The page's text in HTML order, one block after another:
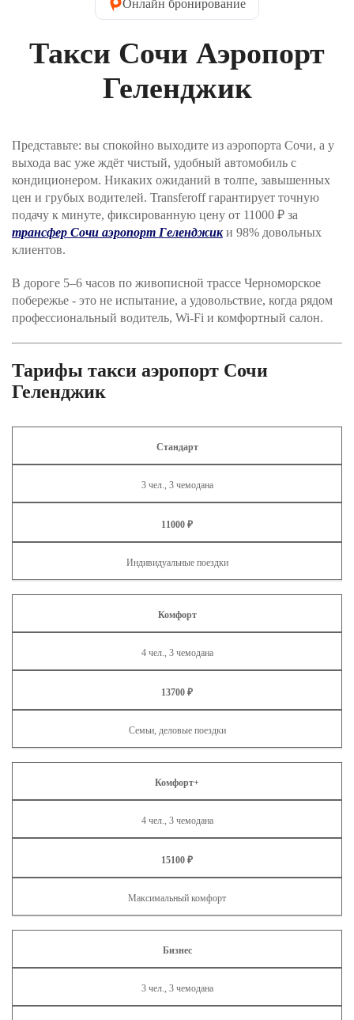
детское кресло предоставляется бесплатно). Далее
нужно указать контактные данные пассажира.
табличке при встрече, контактный телефон и Email.
На электронную почту вы получите
подтверждение заказа. Телефон пригодится, если
водитель не сможет найти вас в месте отправления.
Оплата производится через интернет-эквайринг
АО "Т-БАНК" (© 2006–2025, АО «Т-Банк»,
официальный сайт https://www.tbank.ru/business/,
лицензия ЦБ РФ № 2673).
Шаг №4. После получения заявки, наш менеджер
проверит поступление денежных средств и
свяжется с Вами для подверждения заказа и его
Онлайн бронирование
Такси Сочи Аэропорт
Геленджик
Представьте: вы спокойно выходите из аэропорта Сочи, а у
выхода вас уже ждёт чистый, удобный автомобиль с
кондиционером. Никаких ожиданий в толпе, завышенных
цен и грубых водителей. Transferoff гарантирует точную
подачу к минуте, фиксированную цену от 11000 ₽ за
трансфер Сочи аэропорт Геленджики 98% довольных
клиентов.
В дороге 5–6 часов по живописной трассе Черноморское
побережье - это не испытание, а удовольствие, когда рядом
профессиональный водитель, Wi‑Fi и комфортный салон.
Тарифы такси аэропорт Сочи
Геленджик
Стандарт
3 чел., 3 чемодана
11000 ₽
Индивидуальные поездки
Комфорт
4 чел., 3 чемодана
13700 ₽
Семьи, деловые поездки
Комфорт+
4 чел., 3 чемодана
15100 ₽
Максимальный комфорт
Бизнес
3 чел., 3 чемодана